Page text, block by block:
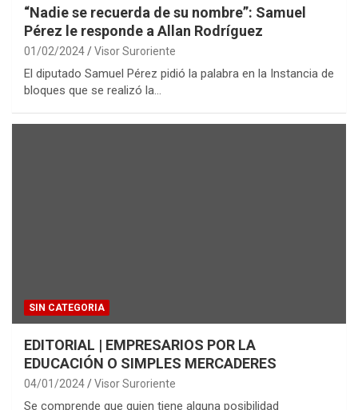
“Nadie se recuerda de su nombre”: Samuel
Pérez le responde a Allan Rodríguez
01/02/2024 Visor Suroriente
El diputado Samuel Pérez pidió la palabra en la Instancia de
bloques que se realizó la…
SIN CATEGORIA
EDITORIAL | EMPRESARIOS POR LA
EDUCACIÓN O SIMPLES MERCADERES
04/01/2024 Visor Suroriente
Se comprende que quien tiene alguna posibilidad